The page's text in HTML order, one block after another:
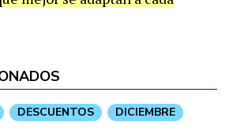
DESCUENTOS DICIEMBRE